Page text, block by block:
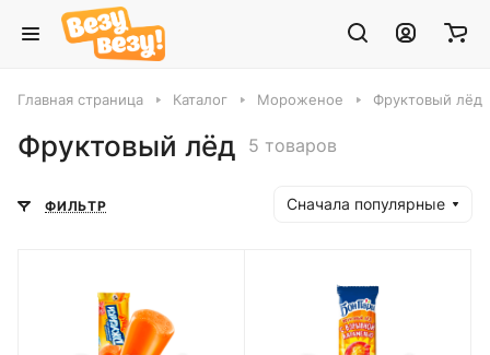
Главная страница Каталог Мороженое Фруктовый лёд
Фруктовый лёд 5 товаров
ФИЛЬТР Сначала популярные